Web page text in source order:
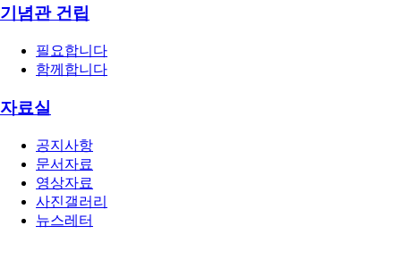
기념관 건립
필요합니다
함께합니다
자료실
공지사항
문서자료
영상자료
사진갤러리
뉴스레터